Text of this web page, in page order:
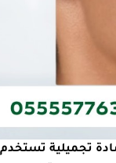
تجميلية